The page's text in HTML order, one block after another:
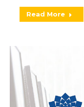
Read More